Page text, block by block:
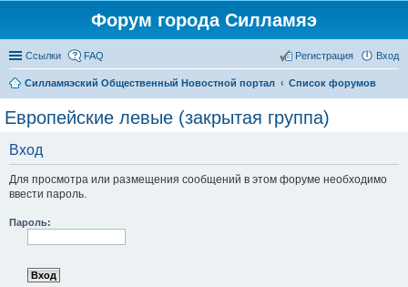
Форум города Силламяэ
Ссылки FAQ Вход
Регистрация
Силламяэский Общественный Новостной портал Список форумов
Европейские левые (закрытая группа)
Вход
Для просмотра или размещения сообщений в этом форуме необходимо
ввести пароль.
Пароль: